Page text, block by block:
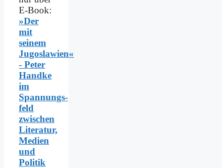
E-Book:
»Der
mit
seinem
Jugoslawien«
- Peter
Handke
im
Spannungs­
feld
zwischen
Literatur,
Medien
und
Politik